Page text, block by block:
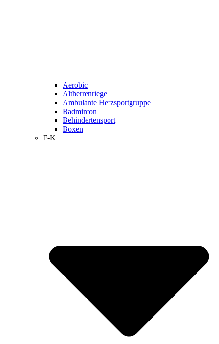
Aerobic
Altherrenriege
Ambulante Herzsportgruppe
Badminton
Behindertensport
Boxen
F-K